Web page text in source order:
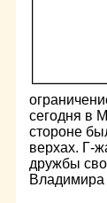
сегодня в
стороне
верхах. Г-
дружбы
Владимира